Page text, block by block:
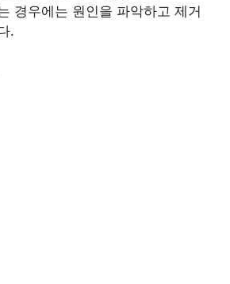
경우에는 원인을 파악하고 제거
.